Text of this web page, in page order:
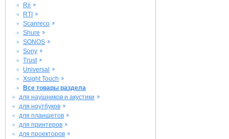
Rii
RTI
Scanreco
Shure
SONOS
Sony
Trust
Universal
Xsight Touch
Все товары раздела
для наушников и акустики
для ноутбуков
для планшетов
для принтеров
для проекторов